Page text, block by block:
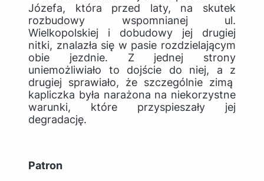
Józefa, która przed laty, na skutek
rozbudowy wspomnianej ul.
Wielkopolskiej i dobudowy jej drugiej
nitki, znalazła się w pasie rozdzielającym
obie jezdnie. Z jednej strony
uniemożliwiało to dojście do niej, a z
drugiej sprawiało, że szczególnie zimą
kapliczka była narażona na niekorzystne
warunki, które przyspieszały jej
degradację.
Patron